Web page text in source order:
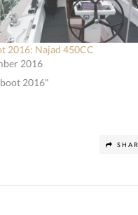
2016: Najad 450CC
2016
2016"